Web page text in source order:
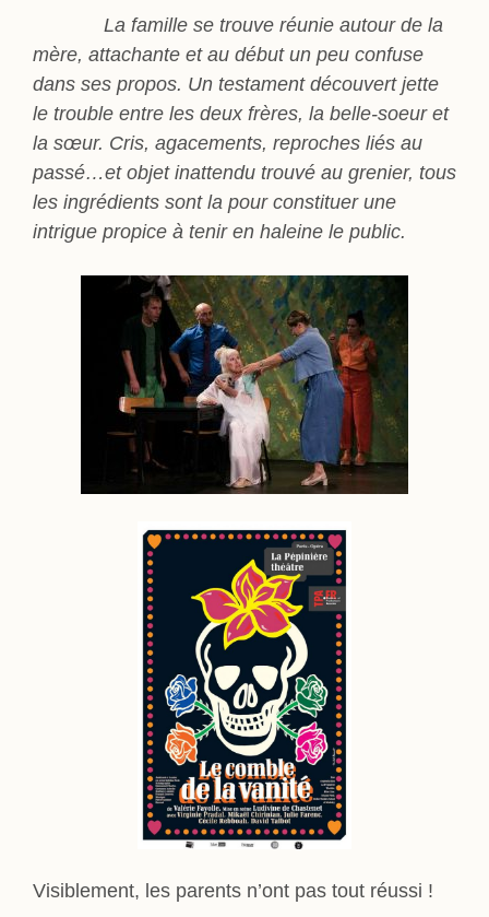
La famille se trouve réunie autour de la
mère, attachante et au début un peu confuse
dans ses propos. Un testament découvert jette
le trouble entre les deux frères, la belle-soeur et
la sœur. Cris, agacements, reproches liés au
passé…et objet inattendu trouvé au grenier, tous
les ingrédients sont la pour constituer une
intrigue propice à tenir en haleine le public.
Visiblement, les parents n’ont pas tout réussi !